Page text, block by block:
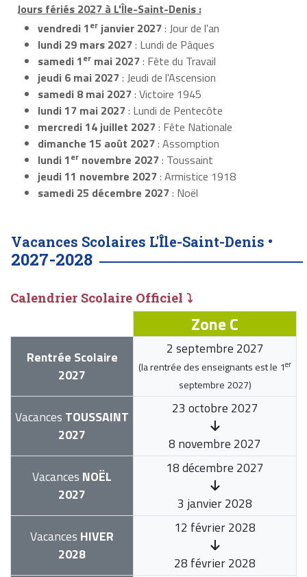
Jours fériés 2027 à L'Île-Saint-Denis :
vendredi 1er janvier 2027: Jour de l'an
lundi 29 mars 2027: Lundi de Pâques
samedi 1er mai 2027: Fête du Travail
jeudi 6 mai 2027: Jeudi de l'Ascension
samedi 8 mai 2027: Victoire 1945
lundi 17 mai 2027: Lundi de Pentecôte
mercredi 14 juillet 2027: Fête Nationale
dimanche 15 août 2027: Assomption
lundi 1er novembre 2027: Toussaint
jeudi 11 novembre 2027: Armistice 1918
samedi 25 décembre 2027: Noël
Vacances Scolaires L'Île-Saint-Denis •
2027-2028
Calendrier Scolaire Officiel ⤵
Zone C
Rentrée Scolaire
2027
2 septembre 2027
(la rentrée des enseignants est le 1er
septembre 2027)
Vacances TOUSSAINT
2027
23 octobre 2027
8 novembre 2027
Vacances NOËL
2027
18 décembre 2027
3 janvier 2028
Vacances HIVER
2028
12 février 2028
28 février 2028